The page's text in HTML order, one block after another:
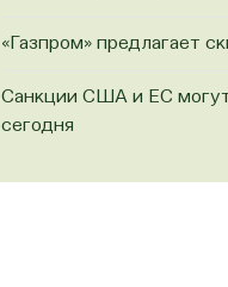
«Газпром» предлагает
Санкции США и ЕС
сегодня